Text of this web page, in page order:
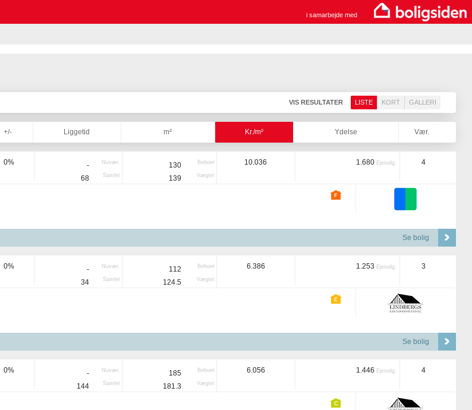
i samarbejde med
VIS RESULTATER LISTE KORT GALLERI
+/- Liggetid m² Kr./m² Ydelse Vær.
0% - Nuvær.
68 Samlet
130 Beboet
139 Vægtet
10.036 1.680 Ejerudg. 4
Se bolig
0% - Nuvær.
34 Samlet
112 Beboet
124.5 Vægtet
6.386 1.253 Ejerudg. 3
Se bolig
0% - Nuvær.
144 Samlet
185 Beboet
181.3 Vægtet
6.056 1.446 Ejerudg. 4